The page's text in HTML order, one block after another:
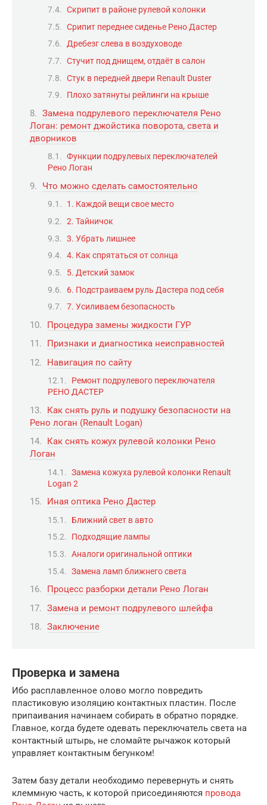
Скрипит в районе рулевой колонки
Срипит переднее сиденье Рено Дастер
Дребезг слева в воздуховоде
Стучит под днищем, отдаёт в салон
Стук в передней двери Renault Duster
Плохо затянуты рейлинги на крыше
Замена подрулевого переключателя Рено
Логан: ремонт джойстика поворота, света и
дворников
Функции подрулевых переключателей
Рено Логан
Что можно сделать самостоятельно
1. Каждой вещи свое место
2. Тайничок
3. Убрать лишнее
4. Как спрятаться от солнца
5. Детский замок
6. Подстраиваем руль Дастера под себя
7. Усиливаем безопасность
Процедура замены жидкости ГУР
Признаки и диагностика неисправностей
Навигация по сайту
Ремонт подрулевого переключателя
РЕНО ДАСТЕР
Как снять руль и подушку безопасности на
Рено логан (Renault Logan)
Как снять кожух рулевой колонки Рено
Логан
Замена кожуха рулевой колонки Renault
Logan 2
Иная оптика Рено Дастер
Ближний свет в авто
Подходящие лампы
Аналоги оригинальной оптики
Замена ламп ближнего света
Процесс разборки детали Рено Логан
Замена и ремонт подрулевого шлейфа
Заключение
Проверка и замена
Ибо расплавленное олово могло повредить
пластиковую изоляцию контактных пластин. После
припаивания начинаем собирать в обратно порядке.
Главное, когда будете одевать переключатель света на
контактный штырь, не сломайте рычажок который
управляет контактным бегунком!
Затем базу детали необходимо перевернуть и снять
клеммную часть, к которой присоединяются провода